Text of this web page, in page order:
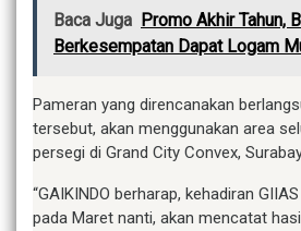
Baca Juga Promo Akhir Tahun,
Berkesempatan Dapat Logam
Pameran yang direncanakan
tersebut, akan menggunakan area
persegi di Grand City Convex,
“GAIKINDO berharap, kehadiran
pada Maret nanti, akan mencatat